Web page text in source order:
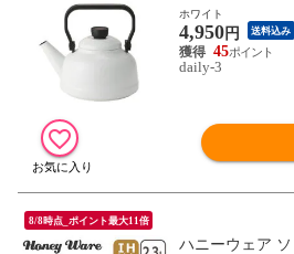
ey Ware 富士ホ
0円加算】
ホワイト
4,950円 送料込み
45
daily-3
8/8時点_ポイント最大11倍
ハニーウェア